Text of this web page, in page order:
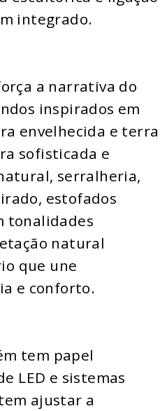
integrado.
a narrativa do
inspirados em
envelhecida e terra
sofisticada e
serralheria,
estofados
tonalidades
natural
que une
e conforto.
tem papel
LED e sistemas
ajustar a